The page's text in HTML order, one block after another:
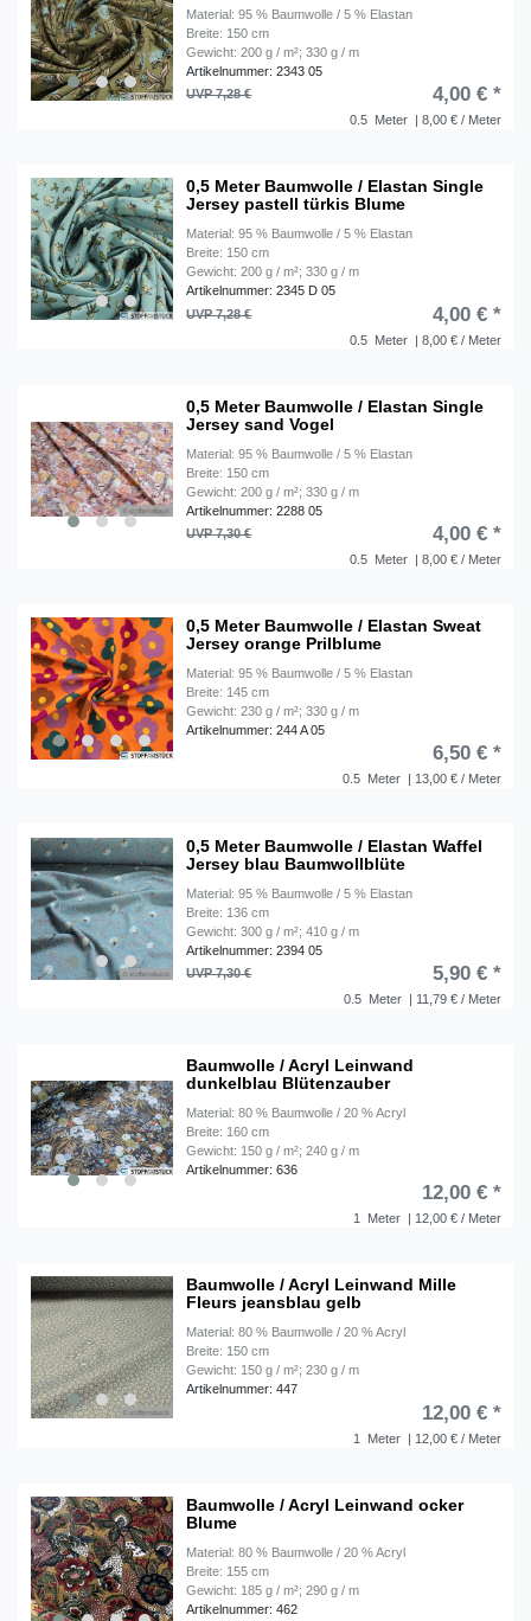
Material: 95 % Baumwolle / 5 % Elastan
Breite: 150 cm
Gewicht: 200 g / m²; 330 g / m
Artikelnummer: 2343 05
0.5 Meter | 8,00 € / Meter
UVP 7,28 € 4,00 € *
0,5 Meter Baumwolle / Elastan Single
Jersey pastell türkis Blume
Material: 95 % Baumwolle / 5 % Elastan
Breite: 150 cm
Gewicht: 200 g / m²; 330 g / m
Artikelnummer: 2345 D 05
0.5 Meter | 8,00 € / Meter
UVP 7,28 € 4,00 € *
0,5 Meter Baumwolle / Elastan Single
Jersey sand Vogel
Material: 95 % Baumwolle / 5 % Elastan
Breite: 150 cm
Gewicht: 200 g / m²; 330 g / m
Artikelnummer: 2288 05
0.5 Meter | 8,00 € / Meter
UVP 7,30 € 4,00 € *
0,5 Meter Baumwolle / Elastan Sweat
Jersey orange Prilblume
Material: 95 % Baumwolle / 5 % Elastan
Breite: 145 cm
Gewicht: 230 g / m²; 330 g / m
Artikelnummer: 244 A 05
0.5 Meter | 13,00 € / Meter
6,50 € *
0,5 Meter Baumwolle / Elastan Waffel
Jersey blau Baumwollblüte
Material: 95 % Baumwolle / 5 % Elastan
Breite: 136 cm
Gewicht: 300 g / m²; 410 g / m
Artikelnummer: 2394 05
0.5 Meter | 11,79 € / Meter
UVP 7,30 € 5,90 € *
Baumwolle / Acryl Leinwand
dunkelblau Blütenzauber
Material: 80 % Baumwolle / 20 % Acryl
Breite: 160 cm
Gewicht: 150 g / m²; 240 g / m
Artikelnummer: 636
1 Meter | 12,00 € / Meter
12,00 € *
Baumwolle / Acryl Leinwand Mille
Fleurs jeansblau gelb
Material: 80 % Baumwolle / 20 % Acryl
Breite: 150 cm
Gewicht: 150 g / m²; 230 g / m
Artikelnummer: 447
1 Meter | 12,00 € / Meter
12,00 € *
Baumwolle / Acryl Leinwand ocker
Blume
Material: 80 % Baumwolle / 20 % Acryl
Breite: 155 cm
Gewicht: 185 g / m²; 290 g / m
Artikelnummer: 462